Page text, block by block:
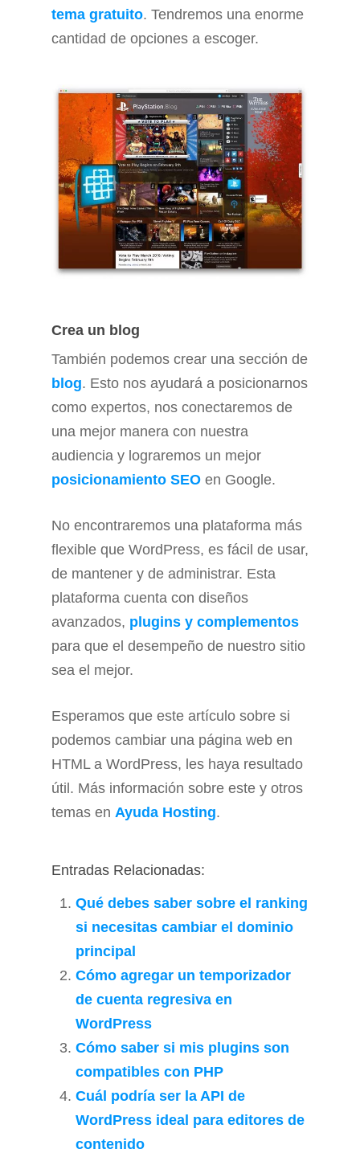
tema gratuito. Tendremos una enorme
cantidad de opciones a escoger.
Crea un blog
También podemos crear una sección de
blog. Esto nos ayudará a posicionarnos
como expertos, nos conectaremos de
una mejor manera con nuestra
audiencia y lograremos un mejor
posicionamiento SEO en Google.
No encontraremos una plataforma más
flexible que WordPress, es fácil de usar,
de mantener y de administrar. Esta
plataforma cuenta con diseños
avanzados, plugins y complementos
para que el desempeño de nuestro sitio
sea el mejor.
Esperamos que este artículo sobre si
podemos cambiar una página web en
HTML a WordPress, les haya resultado
útil. Más información sobre este y otros
temas en Ayuda Hosting.
Entradas Relacionadas:
Qué debes saber sobre el ranking
si necesitas cambiar el dominio
principal
Cómo agregar un temporizador
de cuenta regresiva en
WordPress
Cómo saber si mis plugins son
compatibles con PHP
Cuál podría ser la API de
WordPress ideal para editores de
contenido